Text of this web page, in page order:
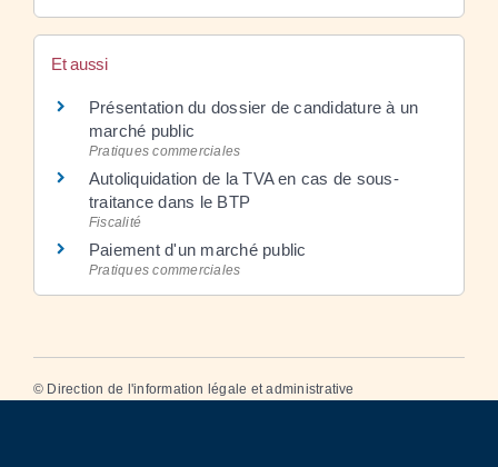
Et aussi
Présentation du dossier de candidature à un
marché public
Pratiques commerciales
Autoliquidation de la TVA en cas de sous-
traitance dans le BTP
Fiscalité
Paiement d'un marché public
Pratiques commerciales
© Direction de l'information légale et administrative